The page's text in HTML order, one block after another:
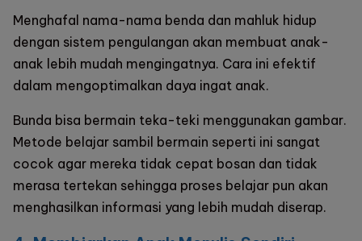
Menghafal nama-nama benda dan mahluk hidup
dengan sistem pengulangan akan membuat anak-
anak lebih mudah mengingatnya. Cara ini efektif
dalam mengoptimalkan daya ingat anak.
Bunda bisa bermain teka-teki menggunakan gambar.
Metode belajar sambil bermain seperti ini sangat
cocok agar mereka tidak cepat bosan dan tidak
merasa tertekan sehingga proses belajar pun akan
menghasilkan informasi yang lebih mudah diserap.